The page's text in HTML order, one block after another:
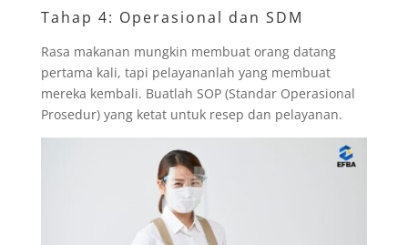
Tahap 4: Operasional dan SDM
Rasa makanan mungkin membuat orang datang
pertama kali, tapi pelayananlah yang membuat
mereka kembali. Buatlah SOP (Standar Operasional
Prosedur) yang ketat untuk resep dan pelayanan.